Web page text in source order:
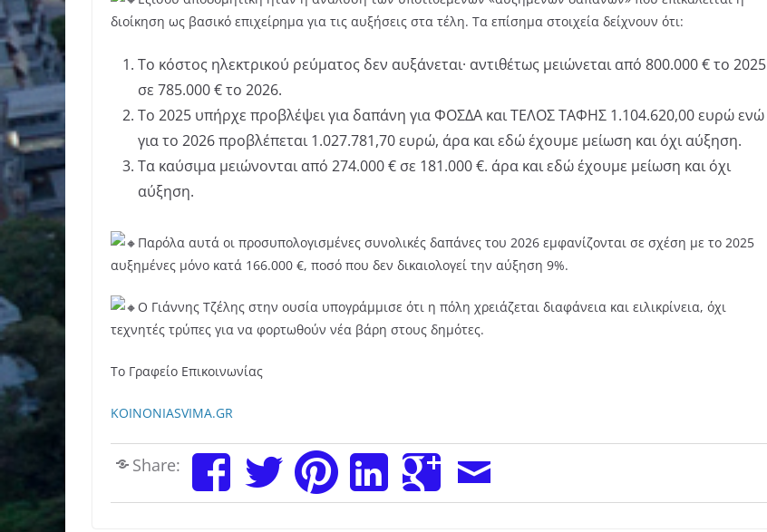
διοίκηση ως βασικό επιχείρημα για τις αυξήσεις στα τέλη. Τα επίσημα στοιχεία δείχνουν ότι:
Το κόστος ηλεκτρικού ρεύματος δεν αυξάνεται· αντιθέτως μειώνεται από 800.000 € το 2025
σε 785.000 € το 2026.
Το 2025 υπήρχε προβλέψει για δαπάνη για ΦΟΣΔΑ και ΤΕΛΟΣ ΤΑΦΗΣ 1.104.620,00 ευρώ ενώ
για το 2026 προβλέπεται 1.027.781,70 ευρώ, άρα και εδώ έχουμε μείωση και όχι αύξηση.
Τα καύσιμα μειώνονται από 274.000 € σε 181.000 €. άρα και εδώ έχουμε μείωση και όχι
αύξηση.
Παρόλα αυτά οι προσυπολογισμένες συνολικές δαπάνες του 2026 εμφανίζονται σε σχέση με το 2025
αυξημένες μόνο κατά 166.000 €, ποσό που δεν δικαιολογεί την αύξηση 9%.
Ο Γιάννης Τζέλης στην ουσία υπογράμμισε ότι η πόλη χρειάζεται διαφάνεια και ειλικρίνεια, όχι
τεχνητές τρύπες για να φορτωθούν νέα βάρη στους δημότες.
Το Γραφείο Επικοινωνίας
KOINONIASVIMA.GR
Share: